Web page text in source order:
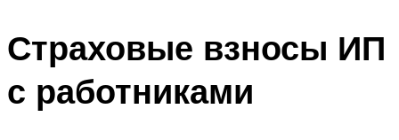
Страховые взносы ИП
с работниками